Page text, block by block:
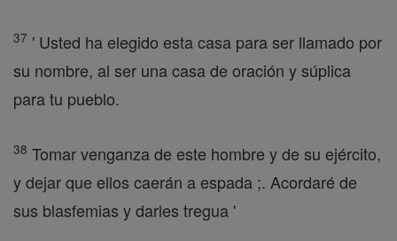
37 ' Usted ha elegido esta casa para ser llamado por
su nombre, al ser una casa de oración y súplica
para tu pueblo.
38 Tomar venganza de este hombre y de su ejército,
y dejar que ellos caerán a espada ;. Acordaré de
sus blasfemias y darles tregua '